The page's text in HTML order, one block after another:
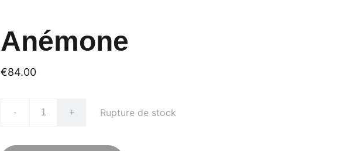
Anémone
€84.00
- + Rupture de stock